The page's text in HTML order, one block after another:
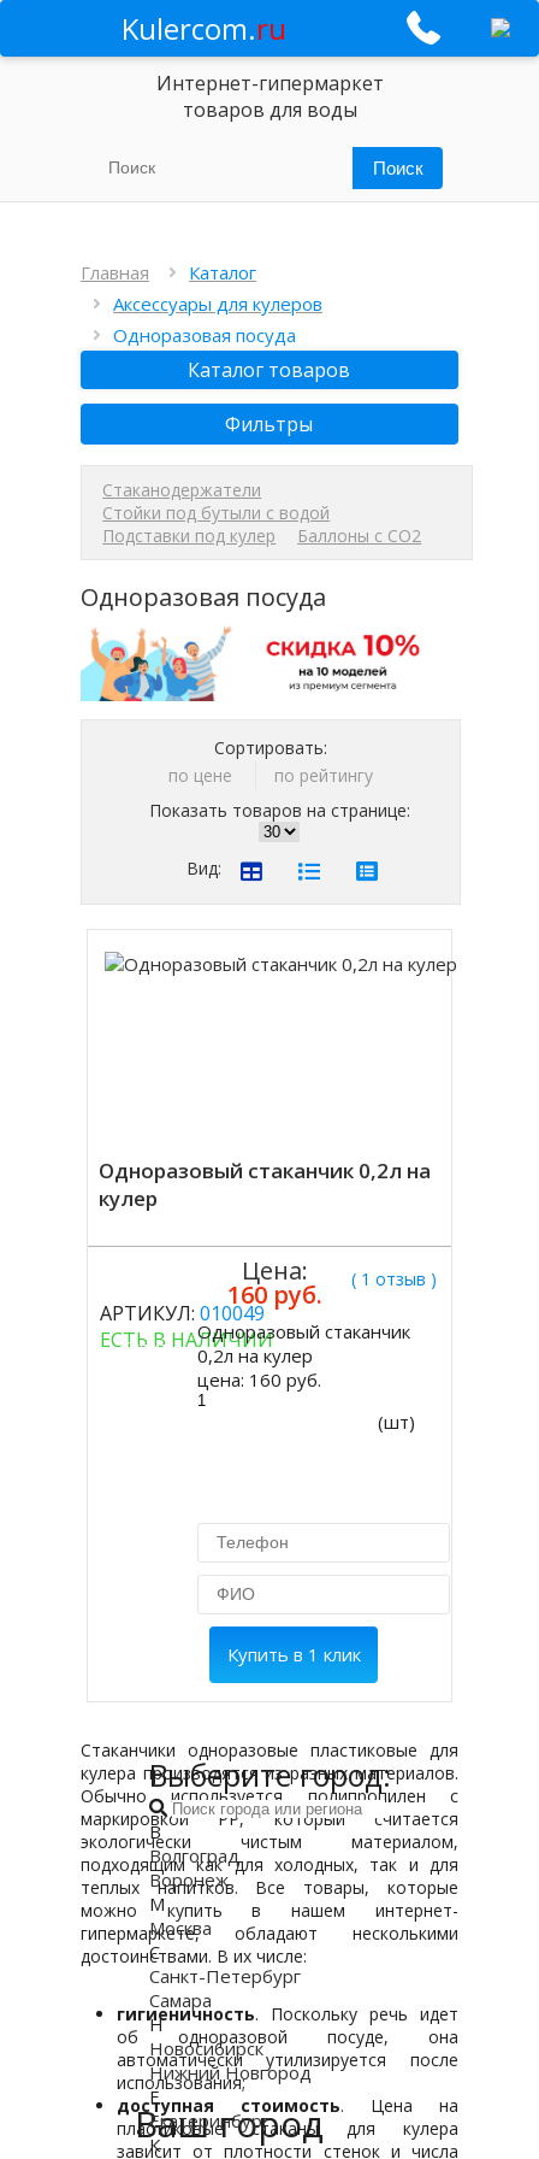
Kulercom.ru
Интернет-гипермаркет
товаров для воды
Главная
Каталог
Аксессуары для кулеров
Одноразовая посуда
Каталог товаров
Фильтры
Стаканодержатели
Стойки под бутыли с водой
Подставки под кулер
Баллоны с СО2
Одноразовая посуда
Сортировать:
по цене
по рейтингу
Показать товаров на странице:
Вид:
Одноразовый стаканчик 0,2л на
кулер
( 1 отзыв )
АРТИКУЛ: 010049
ЕСТЬ В НАЛИЧИИ
Цена:
160 руб.
Купить
Одноразовый стаканчик
0,2л на кулер
цена: 160 руб.
(шт)
Купить в 1 клик
Стаканчики одноразовые пластиковые для
кулера производятся из разных материалов.
Обычно используется полипропилен с
маркировкой PP, который считается
экологически чистым материалом,
подходящим как для холодных, так и для
теплых напитков. Все товары, которые
можно купить в нашем интернет-
гипермаркете, обладают несколькими
достоинствами. В их числе:
гигиеничность. Поскольку речь идет
об одноразовой посуде, она
автоматически утилизируется после
использования;
доступная стоимость. Цена на
пластиковые стаканы для кулера
зависит от плотности стенок и числа
Ваш город
Выберите город:
В
Волгоград
Воронеж
М
Москва
С
Санкт-Петербург
Самара
Н
Новосибирск
Нижний Новгород
Е
Екатеринбург
К